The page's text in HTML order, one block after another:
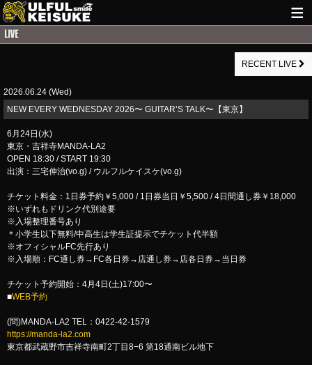
GUITAR WORKS
MAIL
RECENT LIVE
2026.06.24 (Wed)
NEW EVERY WEDNESDAY 2026〜 GUITAR’S TALK〜【東京】
6月24日(水)
東京・吉祥寺MANDA-LA2
OPEN 18:30 / START 19:30
出演：三宅伸治(vo.g) / ウルフルケイスケ(vo.g)
チケット料金：1日券予約￥5,000 / 1日券当日￥5,500 / 4日間通し券￥18,000
※いずれもドリンク代別途要
※入場整理番号あり
＊小学生以下無料/中高生は学生証提示でチケット代半額
※オフィシャルFC先行あり
※入場順：FC通し券→FC各日券→店通し券→店各日券→当日券
チケット予約開始：4月4日(土)17:00〜
■WEB予約
(問)MANDA-LA2 TEL：0422-42-1579
https://manda-la2.com
東京都武蔵野市吉祥寺南町2丁目8−6 第18通南ビル地下